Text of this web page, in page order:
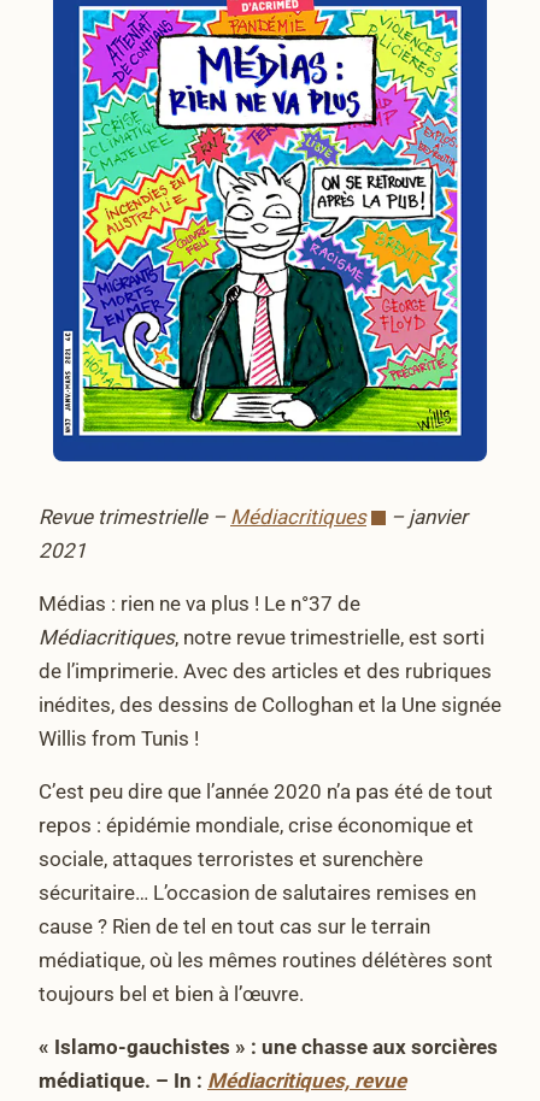
Revue trimestrielle – Médiacritiques
– janvier
2021
Médias : rien ne va plus ! Le n°37 de
Médiacritiques, notre revue trimestrielle, est sorti
de l’imprimerie. Avec des articles et des rubriques
inédites, des dessins de Colloghan et la Une signée
Willis from Tunis !
C’est peu dire que l’année 2020 n’a pas été de tout
repos : épidémie mondiale, crise économique et
sociale, attaques terroristes et surenchère
sécuritaire… L’occasion de salutaires remises en
cause ? Rien de tel en tout cas sur le terrain
médiatique, où les mêmes routines délétères sont
toujours bel et bien à l’œuvre.
« Islamo-gauchistes » : une chasse aux sorcières
médiatique. – In : Médiacritiques, revue